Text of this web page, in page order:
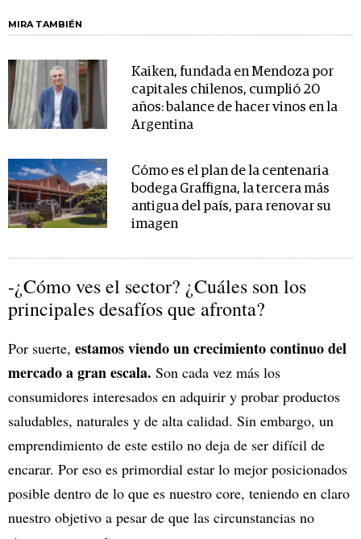
MIRA TAMBIÉN
Kaiken, fundada en Mendoza por
capitales chilenos, cumplió 20
años: balance de hacer vinos en la
Argentina
Cómo es el plan de la centenaria
bodega Graffigna, la tercera más
antigua del país, para renovar su
imagen
-¿Cómo ves el sector? ¿Cuáles son los
principales desafíos que afronta?
Por suerte, estamos viendo un crecimiento continuo del
mercado a gran escala. Son cada vez más los
consumidores interesados en adquirir y probar productos
saludables, naturales y de alta calidad. Sin embargo, un
emprendimiento de este estilo no deja de ser difícil de
encarar. Por eso es primordial estar lo mejor posicionados
posible dentro de lo que es nuestro core, teniendo en claro
nuestro objetivo a pesar de que las circunstancias no